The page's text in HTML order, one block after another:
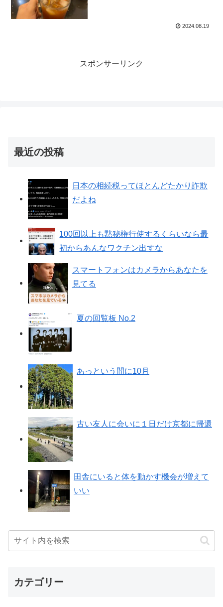
2024.08.19
スポンサーリンク
最近の投稿
日本の相続税ってほとんどたかり詐欺
だよね
100回以上も黙秘権行使するくらいなら最
初からあんなワクチン出すな
スマートフォンはカメラからあなたを
見てる
夏の回覧板 No.2
あっという間に10月
古い友人に会いに１日だけ京都に帰還
田舎にいると体を動かす機会が増えて
いい
カテゴリー